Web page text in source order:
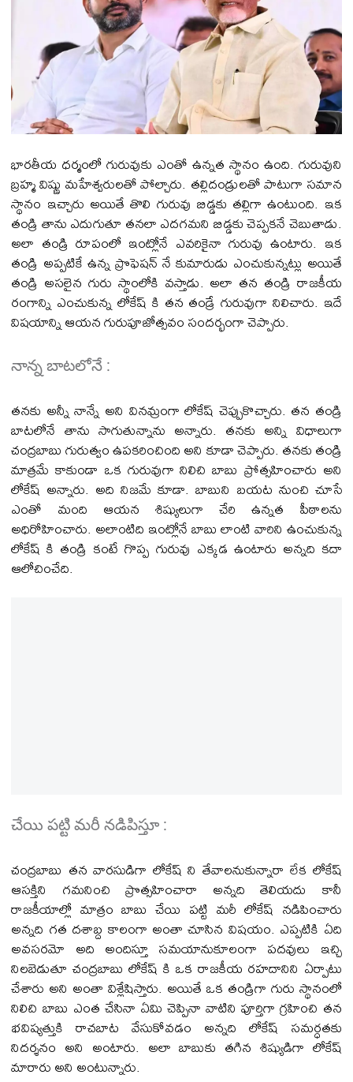
భారతీయ ధర్మంలో గురువుకు ఎంతో ఉన్నత స్థానం ఉంది. గురువుని
బ్రహ్మ విష్ణు మహేశ్వరులతో పోల్చారు. తల్లిదండ్రులతో పాటుగా సమాన
స్థానం ఇచ్చారు అయితే తొలి గురువు బిడ్డకు తల్లిగా ఉంటుంది. ఇక
తండ్రి తాను ఎదుగుతూ తనలా ఎదగమని బిడ్డకు చెప్పకనే చెబుతాడు.
అలా తండ్రి రూపంలో ఇంట్లోనే ఎవరికైనా గురువు ఉంటారు. ఇక
తండ్రి అప్పటికే ఉన్న ప్రొఫెషన్ నే కుమారుడు ఎంచుకున్నట్లు అయితే
తండ్రి అసలైన గురు స్థాంలోకి వస్తాడు. అలా తన తండ్రి రాజకీయ
రంగాన్ని ఎంచుకున్న లోకేష్ కి తన తండ్రే గురువుగా నిలిచారు. ఇదే
విషయాన్ని ఆయన గురుపూజోత్సవం సందర్భంగా చెప్పారు.
నాన్న బాటలోనే :
తనకు అన్నీ నాన్నే అని వినమ్రంగా లోకేష్ చెప్పుకొచ్చారు. తన తండ్రి
బాటలోనే తాను సాగుతున్నాను అన్నారు. తనకు అన్ని విధాలుగా
చంద్రబాబు గురుత్వం ఉపకరించింది అని కూడా చెప్పారు. తనకు తండ్రి
మాత్రమే కాకుండా ఒక గురువుగా నిలిచి బాబు ప్రోత్సహించారు అని
లోకేష్ అన్నారు. అది నిజమే కూడా. బాబుని బయట నుంచి చూసే
ఎంతో మంది ఆయన శిష్యులుగా చేరి ఉన్నత పీఠాలను
అధిరోహించారు. అలాంటిది ఇంట్లోనే బాబు లాంటి వారిని ఉంచుకున్న
లోకేష్ కి తండ్రి కంటే గొప్ప గురువు ఎక్కడ ఉంటారు అన్నది కదా
ఆలోచించేది.
చేయి పట్టి మరీ నడిపిస్తూ :
చంద్రబాబు తన వారసుడిగా లోకేష్ ని తేవాలనుకున్నారా లేక లోకేష్
ఆసక్తిని గమనించి ప్రొత్సహించారా అన్నది తెలియదు కానీ
రాజకీయాల్లో మాత్రం బాబు చేయి పట్టి మరీ లోకేష్ నడిపించారు
అన్నది గత దశాబ్ద కాలంగా అంతా చూసిన విషయం. ఎప్పటికి ఏది
అవసరమో అది అందిస్తూ సమయానుకూలంగా పదవులు ఇచ్చి
నిలబెడుతూ చంద్రబాబు లోకేష్ కి ఒక రాజకీయ రహదానిని ఏర్పాటు
చేశారు అని అంతా విశ్లేషిస్తారు. అయితే ఒక తండ్రిగా గురు స్థానంలో
నిలిచి బాబు ఎంత చేసినా ఏమి చెప్పినా వాటిని పూర్తిగా గ్రహించి తన
భవిష్యత్తుకి రాచబాట వేసుకోవడం అన్నది లోకేష్ సమర్ధతకు
నిదర్శనం అని అంటారు. అలా బాబుకు తగిన శిష్యుడిగా లోకేష్
మారారు అని అంటున్నారు.